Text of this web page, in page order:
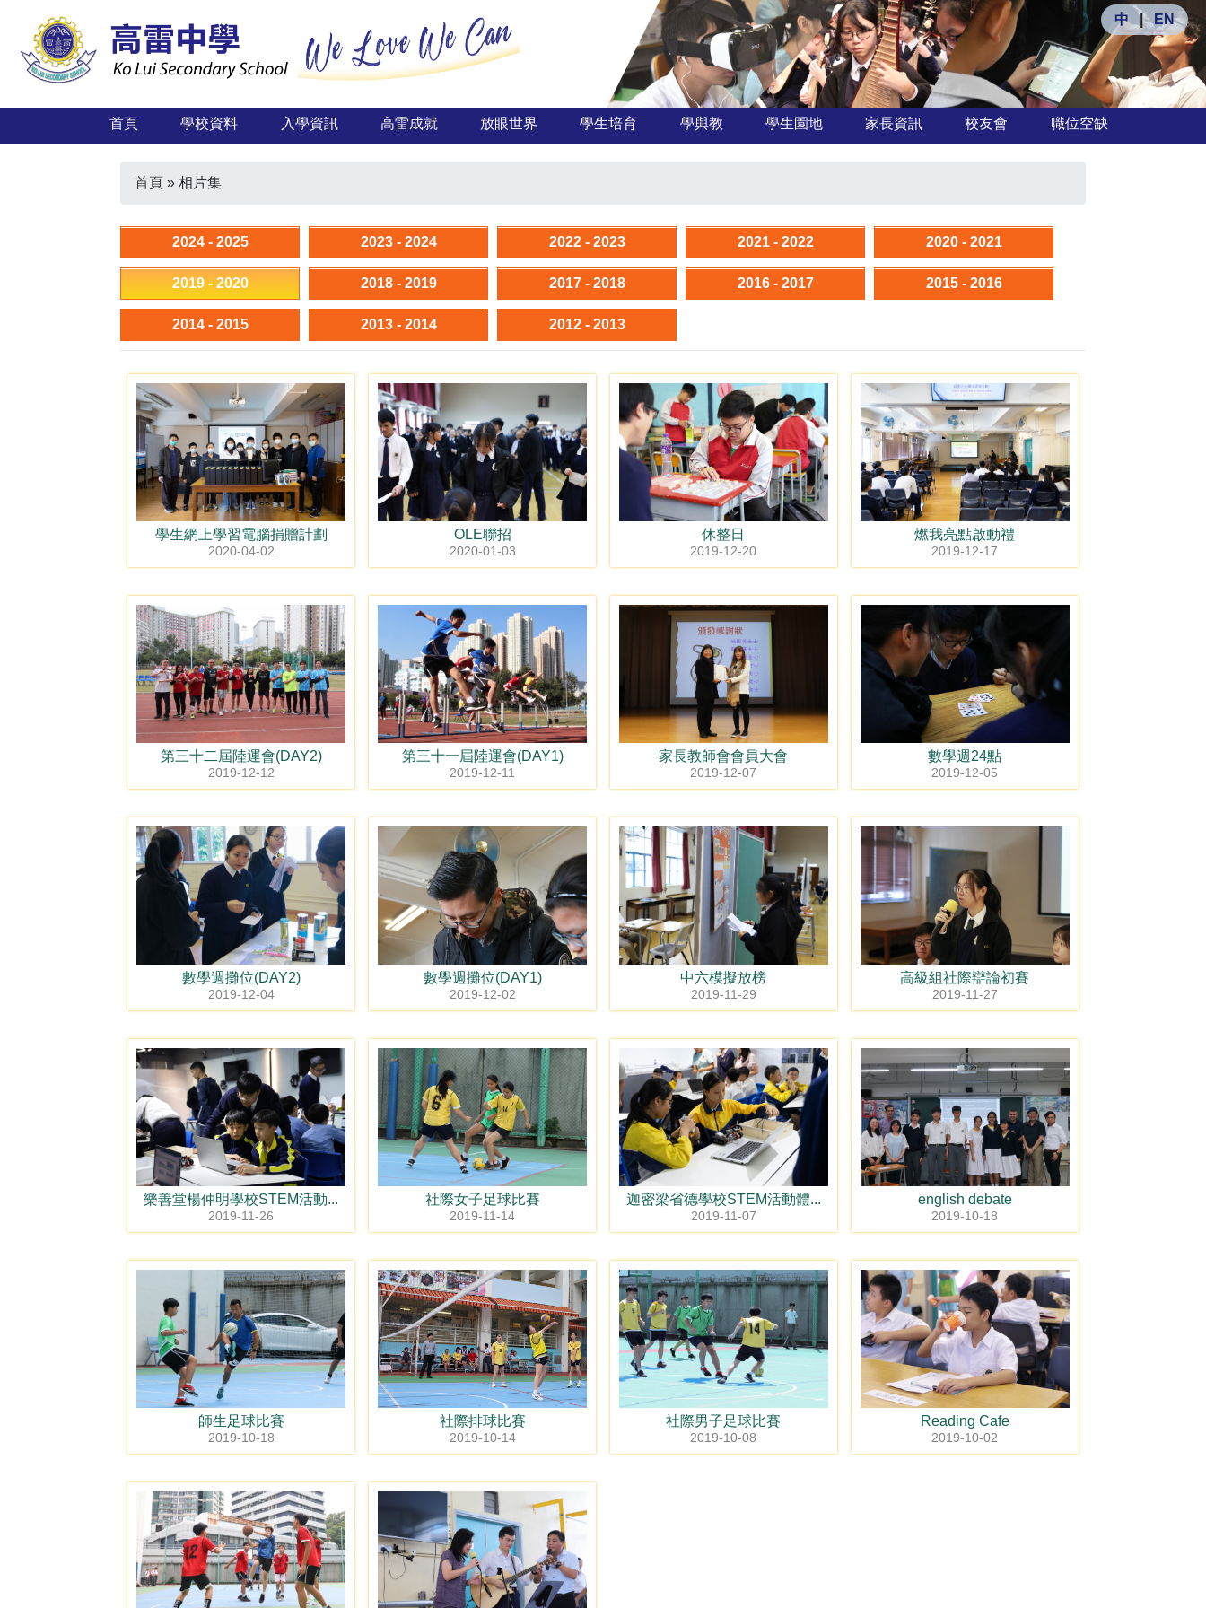
中 | EN
首頁 學校資料 入學資訊 高雷成就 放眼世界 學生培育 學與教 學生園地 家長資訊 校友會 職位空缺
首頁 »相片集
2024 - 2025 2023 - 2024 2022 - 2023 2021 - 2022 2020 - 2021
2019 - 2020 2018 - 2019 2017 - 2018 2016 - 2017 2015 - 2016
2014 - 2015 2013 - 2014 2012 - 2013
學生網上學習電腦捐贈計劃
2020-04-02
OLE聯招
2020-01-03
休整日
2019-12-20
燃我亮點啟動禮
2019-12-17
第三十二屆陸運會(DAY2)
2019-12-12
第三十一屆陸運會(DAY1)
2019-12-11
家長教師會會員大會
2019-12-07
數學週24點
2019-12-05
數學週攤位(DAY2)
2019-12-04
數學週攤位(DAY1)
2019-12-02
中六模擬放榜
2019-11-29
高級組社際辯論初賽
2019-11-27
樂善堂楊仲明學校STEM活動...
2019-11-26
社際女子足球比賽
2019-11-14
迦密梁省德學校STEM活動體...
2019-11-07
english debate
2019-10-18
師生足球比賽
2019-10-18
社際排球比賽
2019-10-14
社際男子足球比賽
2019-10-08
Reading Cafe
2019-10-02